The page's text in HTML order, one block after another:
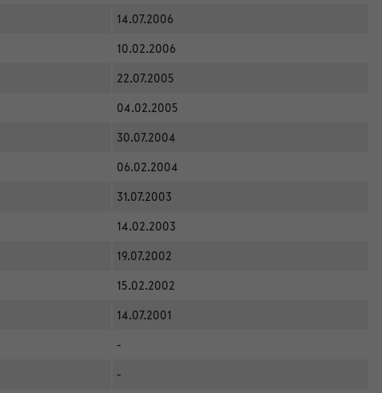
14.07.2006
10.02.2006
22.07.2005
04.02.2005
30.07.2004
06.02.2004
31.07.2003
14.02.2003
19.07.2002
15.02.2002
14.07.2001
-
-